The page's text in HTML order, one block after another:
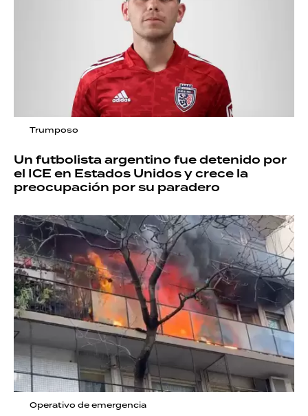
Trumposo
Un futbolista argentino fue detenido por
el ICE en Estados Unidos y crece la
preocupación por su paradero
Operativo de emergencia